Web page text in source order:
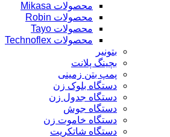
محصولات Mikasa
محصولات Robin
محصولات Tayo
محصولات Technoflex
بتونیر
بچینگ پلانت
پمپ بتن زمینی
دستگاه بلوک زن
دستگاه جدول زن
دستگاه جوش
دستگاه خاموت زن
دستگاه شاتکریت